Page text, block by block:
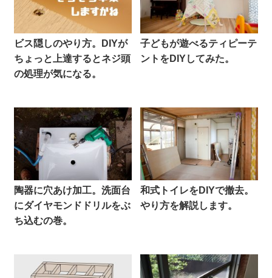
ビス隠しのやり方。DIYが
ちょっと上達するとネジ頭
の処理が気になる。
子どもが遊べるティピーテ
ントをDIYしてみた。
陶器に穴あけ加工。洗面台
にダイヤモンドドリルをぶ
ち込むの巻。
和式トイレをDIYで撤去。
やり方を解説します。